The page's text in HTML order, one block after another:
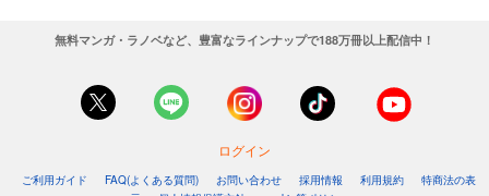
無料マンガ・ラノベなど、豊富なラインナップで188万冊以上配信中！
ログイン
ご利用ガイド FAQ(よくある質問) お問い合わせ 採用情報 利用規約
特商法の表